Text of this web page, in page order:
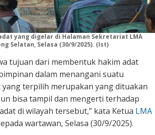
yang digelar di Halaman Sekretariat LMA
Selatan, Selasa (30/9/2025). (Ist)
tujuan dari membentuk hakim adat
dalam menangani suatu
yang terpilih merupakan yang dituakan
bisa tampil dan mengerti terhadap
di wilayah tersebut,” kata Ketua LMA
wartawan, Selasa (30/9/2025).